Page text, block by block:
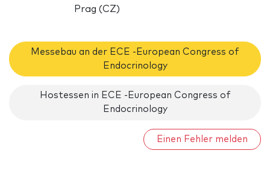
Prag (CZ)
Messebau an der ECE -European Congress of
Endocrinology
Hostessen in ECE -European Congress of
Endocrinology
Einen Fehler melden